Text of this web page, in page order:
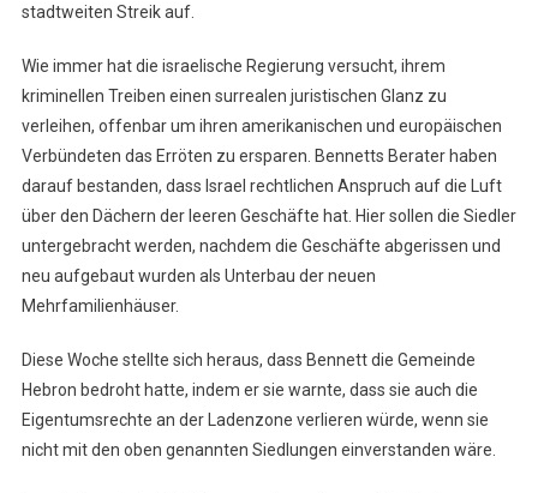
stadtweiten Streik auf.
Wie immer hat die israelische Regierung versucht, ihrem
kriminellen Treiben einen surrealen juristischen Glanz zu
verleihen, offenbar um ihren amerikanischen und europäischen
Verbündeten das Erröten zu ersparen. Bennetts Berater haben
darauf bestanden, dass Israel rechtlichen Anspruch auf die Luft
über den Dächern der leeren Geschäfte hat. Hier sollen die Siedler
untergebracht werden, nachdem die Geschäfte abgerissen und
neu aufgebaut wurden als Unterbau der neuen
Mehrfamilienhäuser.
Diese Woche stellte sich heraus, dass Bennett die Gemeinde
Hebron bedroht hatte, indem er sie warnte, dass sie auch die
Eigentumsrechte an der Ladenzone verlieren würde, wenn sie
nicht mit den oben genannten Siedlungen einverstanden wäre.